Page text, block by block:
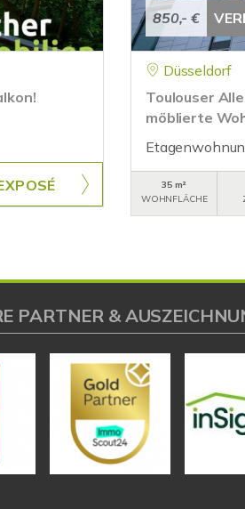
850,- €
Düsseldorf
Toulouser
möblierte
35 m²
WOHNFLÄCHE
PARTNER &